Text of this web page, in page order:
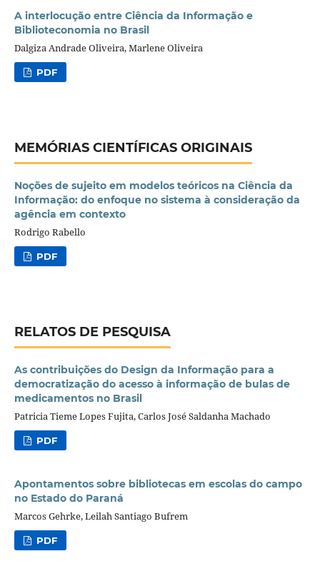
A interlocução entre Ciência da Informação e
Biblioteconomia no Brasil
Dalgiza Andrade Oliveira, Marlene Oliveira
PDF
MEMÓRIAS CIENTÍFICAS ORIGINAIS
Noções de sujeito em modelos teóricos na Ciência da
Informação: do enfoque no sistema à consideração da
agência em contexto
Rodrigo Rabello
PDF
RELATOS DE PESQUISA
As contribuições do Design da Informação para a
democratização do acesso à informação de bulas de
medicamentos no Brasil
Patricia Tieme Lopes Fujita, Carlos José Saldanha Machado
PDF
Apontamentos sobre bibliotecas em escolas do campo
no Estado do Paraná
Marcos Gehrke, Leilah Santiago Bufrem
PDF